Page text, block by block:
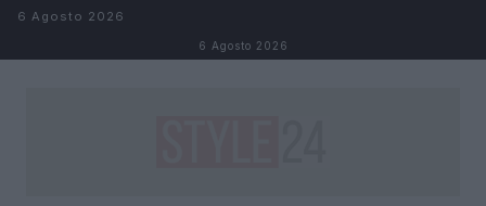
Salta al contenuto
6 Agosto 2026
6 Agosto 2026